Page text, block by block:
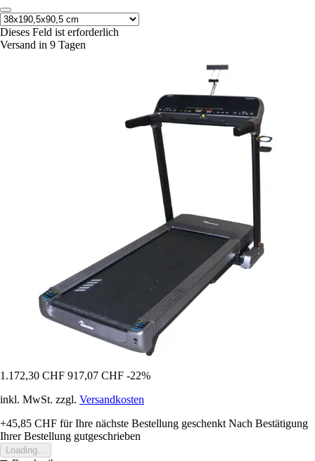
Dieses Feld ist erforderlich
Versand in 9 Tagen
1.172,30 CHF 917,07 CHF -22%
inkl. MwSt. zzgl. Versandkosten
+45,85 CHF für Ihre nächste Bestellung geschenkt Nach Bestätigung
Ihrer Bestellung gutgeschrieben
Loading...